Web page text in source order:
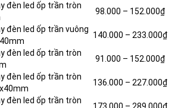
đèn led ốp trần tròn
98.000 – 152.000₫
đèn led ốp trần vuông
140.000 – 233.000₫
đèn led ốp trần tròn
91.000 – 152.000₫
đèn led ốp trần tròn
136.000 – 227.000₫
đèn led ốp trần tròn